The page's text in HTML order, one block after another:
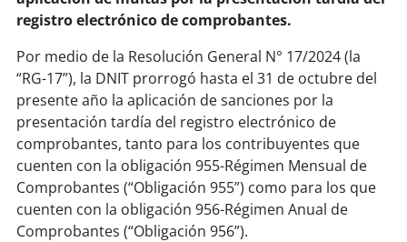
registro electrónico de comprobantes.
Por medio de la Resolución General N° 17/2024 (la
“RG-17”), la DNIT prorrogó hasta el 31 de octubre del
presente año la aplicación de sanciones por la
presentación tardía del registro electrónico de
comprobantes, tanto para los contribuyentes que
cuenten con la obligación 955-Régimen Mensual de
Comprobantes (“Obligación 955”) como para los que
cuenten con la obligación 956-Régimen Anual de
Comprobantes (“Obligación 956”).